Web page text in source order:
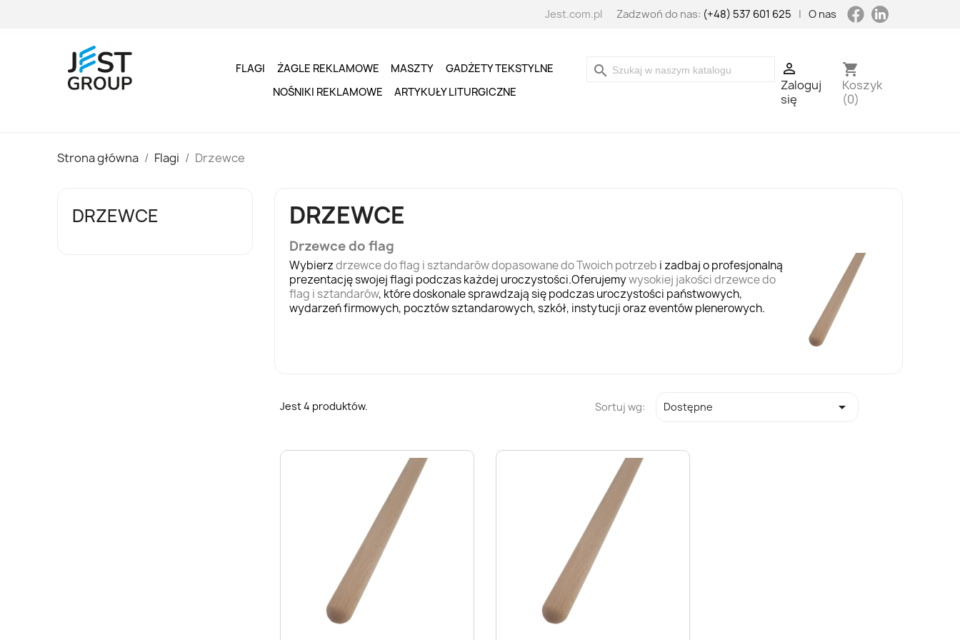
Jest.com.pl Zadzwoń do nas: (+48) 537 601 625 | O nas Facebook
FLAGI ŻAGLE REKLAMOWE MASZTY
GADŻETY TEKSTYLNE
NOŚNIKI REKLAMOWE
ARTYKUŁY LITURGICZNE
search 
Zaloguj
się
shopping_cart
Koszyk
(0)
Strona główna Flagi Drzewce
DRZEWCE DRZEWCE
Drzewce do flag
Wybierzdrzewce do flag i sztandarów dopasowane do Twoich potrzeb i zadbaj o profesjonalną
prezentację swojej flagi podczas każdej uroczystości.Oferujemywysokiej jakości drzewce do
flag i sztandarów, które doskonale sprawdzają się podczas uroczystości państwowych,
wydarzeń firmowych, pocztów sztandarowych, szkół, instytucji oraz eventów plenerowych.
Jest 4 produktów. Sortuj wg: Dostępne 